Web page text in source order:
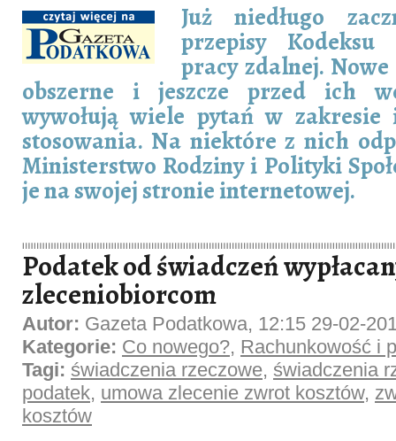
Już niedługo
przepisy Kodeksu
pracy zdalnej.
obszerne i jeszcze przed ich
wywołują wiele pytań w zakresie
stosowania. Na niektóre z nich
Ministerstwo Rodziny i Polityki
je na swojej stronie internetowej.
Podatek od świadczeń
zleceniobiorcom
Autor: Gazeta Podatkowa, 12:15 29-02-
Kategorie: Co nowego?, Rachunkowość i
Tagi: świadczenia rzeczowe, świadczenia
podatek, umowa zlecenie zwrot kosztów,
kosztów